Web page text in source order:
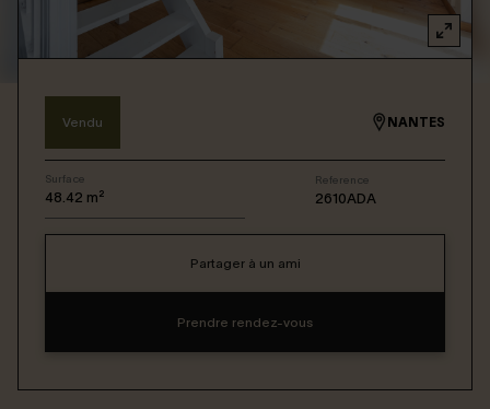
Notre agence
Connexion / Inscription
Vendu NANTES
Surface
48.42 m²
Reference
2610ADA
Partager à un ami
Prendre rendez-vous